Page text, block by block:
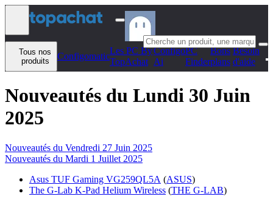
Aller au contenu
Tous nos
produits
Configomatic
Les PC By
TopAchat
Configo
Ai
PC
Finder
Bons
plans
Besoin
d'aide
Nouveautés du Lundi 30 Juin
2025
Nouveautés du Vendredi 27 Juin 2025
Nouveautés du Mardi 1 Juillet 2025
Asus TUF Gaming VG259QL5A (ASUS)
The G-Lab K-Pad Helium Wireless (THE G-LAB)